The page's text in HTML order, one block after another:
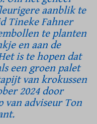
aanblik te
Tineke Fahner
te planten
en aan de
is te hopen dat
een groen palet
van krokussen
2024 door
van adviseur Ton